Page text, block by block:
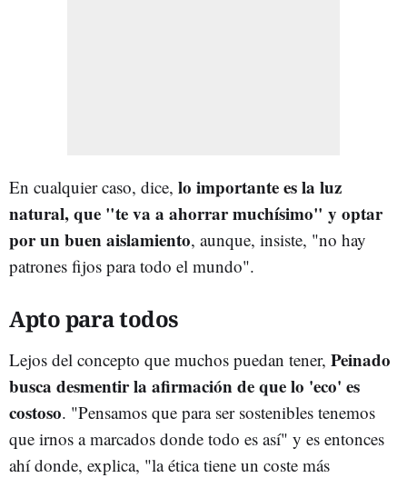
En cualquier caso, dice, lo importante es la luz
natural, que "te va a ahorrar muchísimo" y optar
por un buen aislamiento, aunque, insiste, "no hay
patrones fijos para todo el mundo".
Apto para todos
Lejos del concepto que muchos puedan tener, Peinado
busca desmentir la afirmación de que lo 'eco' es
costoso. "Pensamos que para ser sostenibles tenemos
que irnos a marcados donde todo es así" y es entonces
ahí donde, explica, "la ética tiene un coste más